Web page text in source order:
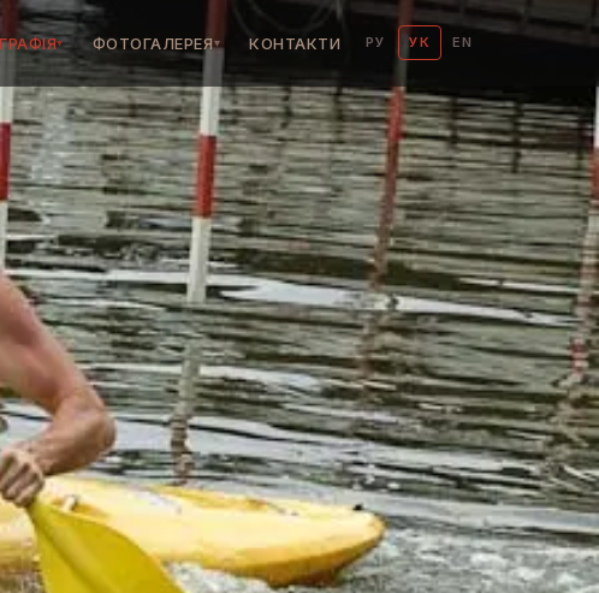
▾ ФОТОГАЛЕРЕЯ▾
▸
▸
▸
КОНТАКТИ РУ УК EN